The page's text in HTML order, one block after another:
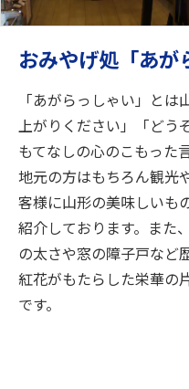
おみやげ処「あが
「あがらっしゃい」と
上がりください」「どう
もてなしの心のこもった
地元の方はもちろん観光
客様に山形の美味しいも
紹介しております。また
の太さや窓の障子戸など
紅花がもたらした栄華の
です。